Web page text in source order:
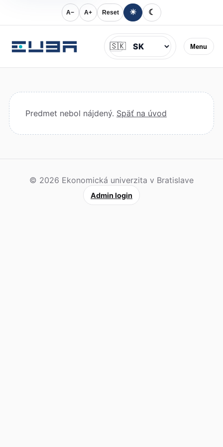
A− A+ Reset ☀ ☾
Menu
Jazyk
🇸🇰
Predmet nebol nájdený. Späť na úvod
© 2026 Ekonomická univerzita v Bratislave
Admin login